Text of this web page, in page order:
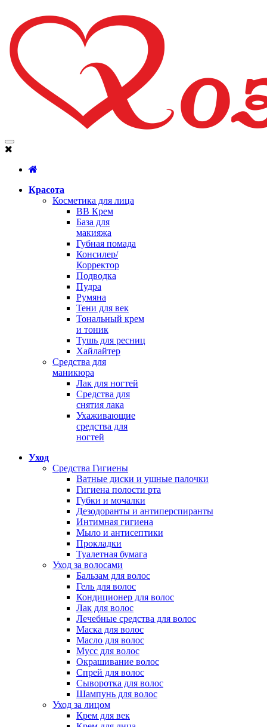
Красота
Косметика для лица
BB Крем
База для
макияжа
Губная помада
Консилер/
Корректор
Подводка
Пудра
Румяна
Тени для век
Тональный крем
и тоник
Тушь для ресниц
Хайлайтер
Средства для
маникюра
Лак для ногтей
Средства для
снятия лака
Ухаживающие
средства для
ногтей
Уход
Средства Гигиены
Ватные диски и ушные палочки
Гигиена полости рта
Губки и мочалки
Дезодоранты и антиперспиранты
Интимная гигиена
Мыло и антисептики
Прокладки
Туалетная бумага
Уход за волосами
Бальзам для волос
Гель для волос
Кондиционер для волос
Лак для волос
Лечебные средства для волос
Маска для волос
Масло для волос
Мусс для волос
Окрашивание волос
Спрей для волос
Сыворотка для волос
Шампунь для волос
Уход за лицом
Крем для век